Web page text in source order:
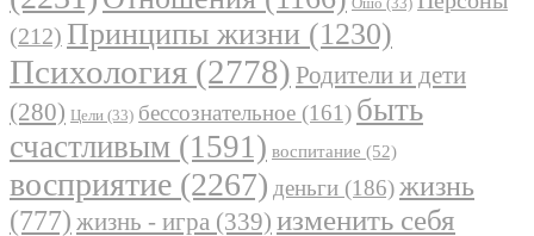
(212) Принципы жизни (1230)
Психология (2778) Родители и дети
(280) Цели (33) бессознательное (161) быть
счастливым (1591) воспитание (52)
восприятие (2267) деньги (186)жизнь
(777) жизнь - игра (339) изменить себя